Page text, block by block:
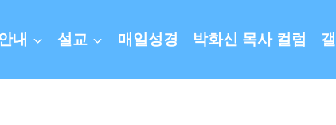
내 설교 매일성경 박화신 목사 컬럼